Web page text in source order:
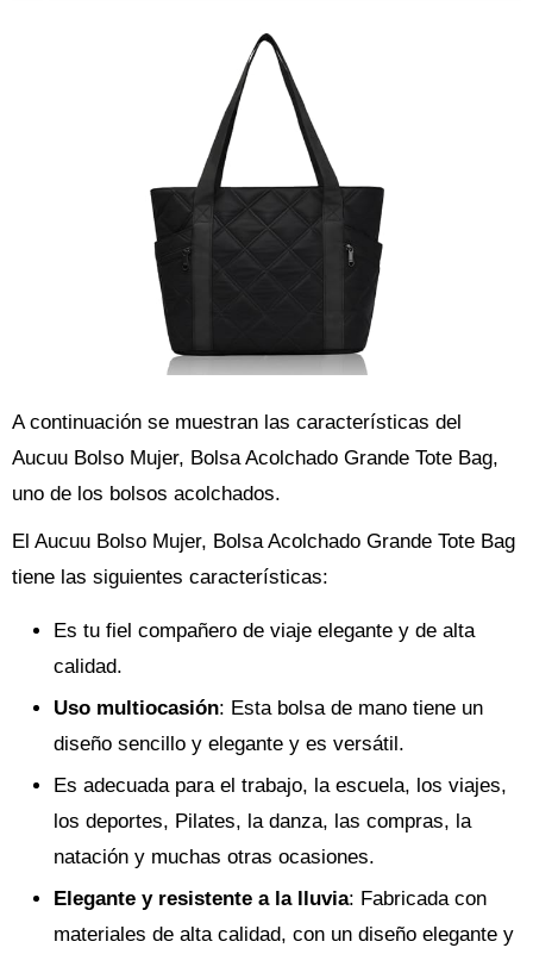
A continuación se muestran las características del
Aucuu Bolso Mujer, Bolsa Acolchado Grande Tote Bag,
uno de los bolsos acolchados.
El Aucuu Bolso Mujer, Bolsa Acolchado Grande Tote Bag
tiene las siguientes características:
Es tu fiel compañero de viaje elegante y de alta
calidad.
Uso multiocasión: Esta bolsa de mano tiene un
diseño sencillo y elegante y es versátil.
Es adecuada para el trabajo, la escuela, los viajes,
los deportes, Pilates, la danza, las compras, la
natación y muchas otras ocasiones.
Elegante y resistente a la lluvia: Fabricada con
materiales de alta calidad, con un diseño elegante y